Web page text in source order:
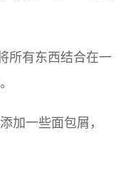
所有东西结合在一
加一些面包屑，